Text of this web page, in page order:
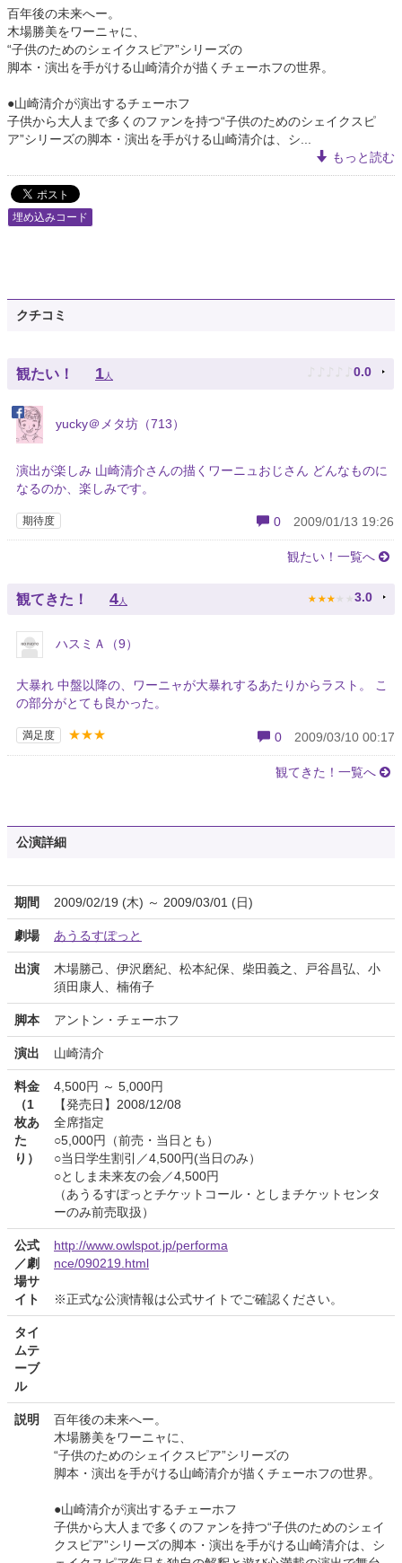
百年後の未来へー。
木場勝美をワーニャに、
“子供のためのシェイクスピア”シリーズの
脚本・演出を手がける山崎清介が描くチェーホフの世界。
●山崎清介が演出するチェーホフ
子供から大人まで多くのファンを持つ“子供のためのシェイクスピ
ア”シリーズの脚本・演出を手がける山崎清介は、シ...
もっと読む
埋め込みコード
クチコミ
観たい！ 1人 ♪ ♪ ♪ ♪ ♪ 0.0
yucky＠メタ坊（713）
演出が楽しみ 山崎清介さんの描くワーニュおじさん どんなものに
なるのか、楽しみです。
期待度 0 2009/01/13 19:26
観たい！一覧へ
観てきた！ 4 人 ★ ★ ★ ★ ★ 3.0
ハスミＡ（9）
大暴れ 中盤以降の、ワーニャが大暴れするあたりからラスト。 こ
の部分がとても良かった。
満足度 ★★★ 0 2009/03/10 00:17
観てきた！一覧へ
公演詳細
期間 2009/02/19 (木) ～ 2009/03/01 (日)
劇場 あうるすぽっと
出演
木場勝己、伊沢磨紀、松本紀保、柴田義之、戸谷昌弘、小
須田康人、楠侑子
脚本 アントン・チェーホフ
演出 山崎清介
料金
（1
枚あ
た
り）
4,500円 ～ 5,000円
【発売日】2008/12/08
全席指定
○5,000円（前売・当日とも）
○当日学生割引／4,500円(当日のみ）
○としま未来友の会／4,500円
（あうるすぽっとチケットコール・としまチケットセンタ
ーのみ前売取扱）
公式
／劇
場サ
イト
http://www.owlspot.jp/performa
nce/090219.html
※正式な公演情報は公式サイトでご確認ください。
タイ
ムテ
ーブ
ル
説明
百年後の未来へー。
木場勝美をワーニャに、
“子供のためのシェイクスピア”シリーズの
脚本・演出を手がける山崎清介が描くチェーホフの世界。
●山崎清介が演出するチェーホフ
子供から大人まで多くのファンを持つ“子供のためのシェイ
クスピア”シリーズの脚本・演出を手がける山崎清介は、シ